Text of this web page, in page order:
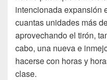
intencionada expansión
cuantas unidades más
aprovechando el tirón,
cabo, una nueva e
hacerse con horas y
clase.